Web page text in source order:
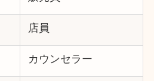
店員
カウンセラー